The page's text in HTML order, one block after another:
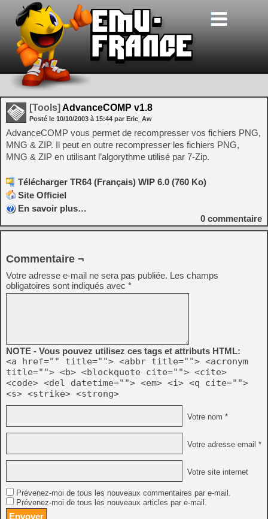
[Tools] AdvanceCOMP v1.8
Posté le 10/10/2003 à 15:44 par Eric_Aw
AdvanceCOMP vous permet de recompresser vos fichiers PNG,
MNG & ZIP. Il peut en outre recompresser les fichiers PNG,
MNG & ZIP en utilisant l’algorythme utilisé par 7-Zip.
Télécharger TR64 (Français) WIP 6.0 (760 Ko)
Site Officiel
En savoir plus…
0 commentaire
Commentaire ¬
Votre adresse e-mail ne sera pas publiée. Les champs
obligatoires sont indiqués avec *
NOTE - Vous pouvez utilisez ces tags et attributs HTML:
<a href="" title=""> <abbr title=""> <acronym
title=""> <b> <blockquote cite=""> <cite>
<code> <del datetime=""> <em> <i> <q cite="">
<s> <strike> <strong>
Votre nom *
Votre adresse email *
Votre site internet
Prévenez-moi de tous les nouveaux commentaires par e-mail.
Prévenez-moi de tous les nouveaux articles par e-mail.